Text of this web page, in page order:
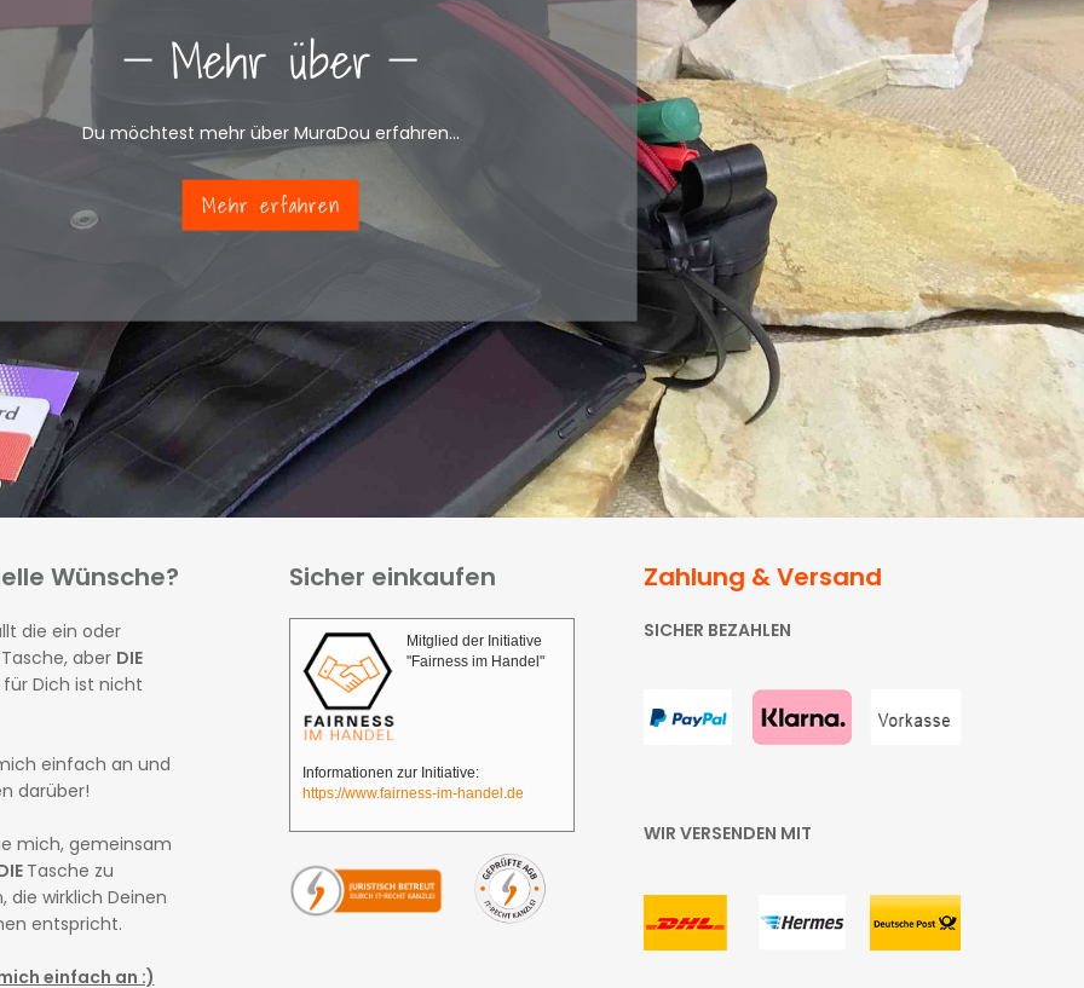
Mehr über
Du möchtest mehr über MuraDou erfahren...
Mehr erfahren
Wünsche?
die ein oder
aber DIE
Dich ist nicht
einfach an und
darüber!
mich, gemeinsam
Tasche zu
die wirklich Deinen
entspricht.
einfach an :)
Sicher einkaufen
Mitglied der Initiative
"Fairness im Handel"
Informationen zur Initiative:
https://www.fairness-im-handel.de
Zahlung & Versand
SICHER BEZAHLEN
WIR VERSENDEN MIT